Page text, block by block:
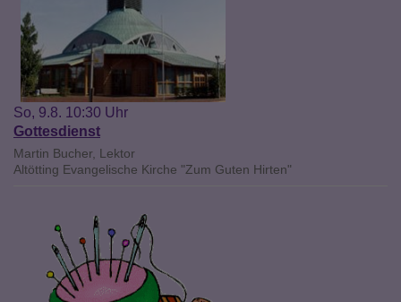
So, 9.8. 10:30 Uhr
Gottesdienst
Martin Bucher, Lektor
Altötting Evangelische Kirche "Zum Guten Hirten"